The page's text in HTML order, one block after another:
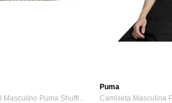
Tênis Casual Masculino Puma Shuffle Down...
Puma